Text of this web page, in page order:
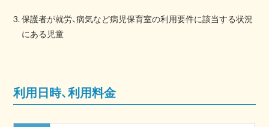
保護者が就労、病気など病児保育室の利用要件に該当する状況
にある児童
利用日時、利用料金